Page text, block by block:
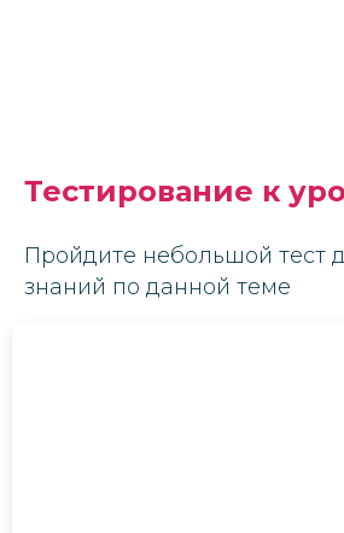
Тестирование к
Пройдите небольшой тест
знаний по данной теме